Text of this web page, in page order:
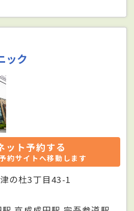
ック
ット予約する
約サイトへ移動します
の杜3丁目43-1